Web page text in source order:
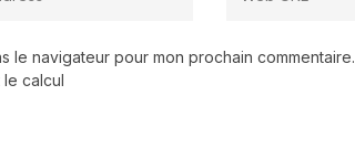
le navigateur pour mon prochain commentaire.
calcul